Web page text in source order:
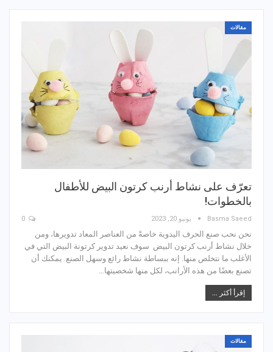
مقالات
تعرّف على نشاط أرنب كرتون البيض للأطفال
بالخطوات!
Basma Saeed يونيو 20, 2023
نحن نحب صنع الحرف اليدوية خاصةً من العناصر المعاد تدويرها، ومن
خلال نشاط أرنب كرتون البيض سوف نعيد تدوير كرتونة البيض التي في
الأغلب ما نتخلص منها. إنه ببساطة نشاط رائع وسهل الصنع. يمكنك أن
تصنع بعضًا من هذه الأرانب، لكل منها شخصيتها…
إقرأ أكثر ...
مقالات